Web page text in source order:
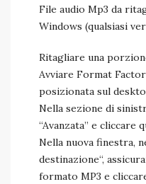
File audio Mp3 da
Windows (qualsiasi
Ritagliare una
Avviare Format
posizionata sul
Nella sezione di
“Avanzata” e cliccare
Nella nuova finestra,
destinazione“,
formato MP3 e